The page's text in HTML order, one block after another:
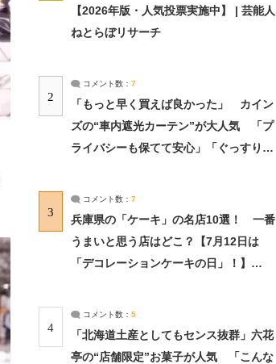
【2026年版・人気投票実施中】 | 芸能人
ねとらぼリサーチ
2
コメント数： 7
「もっと早く買えば良かった」 カイン
ズの“車内遮光カーテン”が大人気 「プ
ライバシーも保てて安心」「ぐっすり眠
3
コメント数： 7
兵庫県の「ケーキ」の名店10選！ 一番
うまいと思う店はどこ？【7月12日は
「デコレーションケーキの日」！】
4
コメント数： 5
「北海道土産としてもセンス抜群」六花
亭の“店舗限定”お菓子が人気 「こんな